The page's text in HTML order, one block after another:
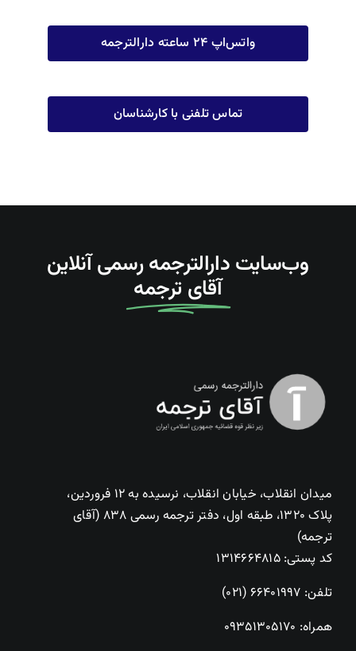
واتس‌اپ ۲۴ ساعته دارالترجمه
تماس تلفنی با کارشناسان
وب‌سایت دارالترجمه رسمی آنلاین
آقای ترجمه
میدان انقلاب، خیابان انقلاب، نرسیده به ۱۲ فروردین،
پلاک ۱۳۲۰، طبقه اول، دفتر ترجمه رسمی ۸۳۸ (آقای
ترجمه)
کد پستی: ۱۳۱۴۶۶۴۸۱۵
تلفن: ۶۶۴۰۱۹۹۷ (۰۲۱)
همراه: ۰۹۳۵۱۳۰۵۱۷۰